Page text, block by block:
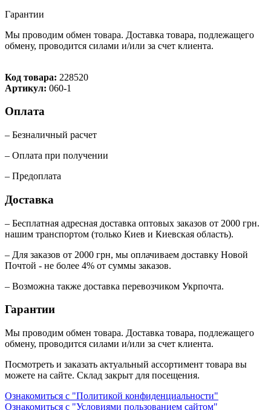
Гарантии
Мы проводим обмен товара. Доставка товара, подлежащего
обмену, проводится силами и/или за счет клиента.
Код товара: 228520
Артикул: 060-1
Оплата
– Безналичный расчет
– Оплата при получении
– Предоплата
Доставка
– Бесплатная адресная доставка оптовых заказов от 2000 грн.
нашим транспортом (только Киев и Киевская область).
– Для заказов от 2000 грн, мы оплачиваем доставку Новой
Почтой - не более 4% от суммы заказов.
– Возможна также доставка перевозчиком Укрпочта.
Гарантии
Мы проводим обмен товара. Доставка товара, подлежащего
обмену, проводится силами и/или за счет клиента.
Посмотреть и заказать актуальный ассортимент товара вы
можете на сайте. Склад закрыт для посещения.
Ознакомиться с "Политикой конфиденциальности"
Ознакомиться с "Условиями пользованием сайтом"